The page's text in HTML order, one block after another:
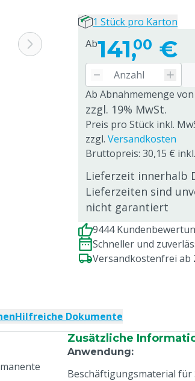
Ab141,00 €
Ab Abnahmemenge von
zzgl. 19% MwSt.
Preis pro Stück inkl.
zzgl. Versandkosten
Bruttopreis: 30,15 €
Lieferzeit innerhalb
Lieferzeiten sind
nicht garantiert
1 Stück pro Karton
9444
Schneller und
Versandkostenfrei ab
Hilfreiche Dokumente
Zusätzliche
Anwendung:
Beschäftigungsmaterial für